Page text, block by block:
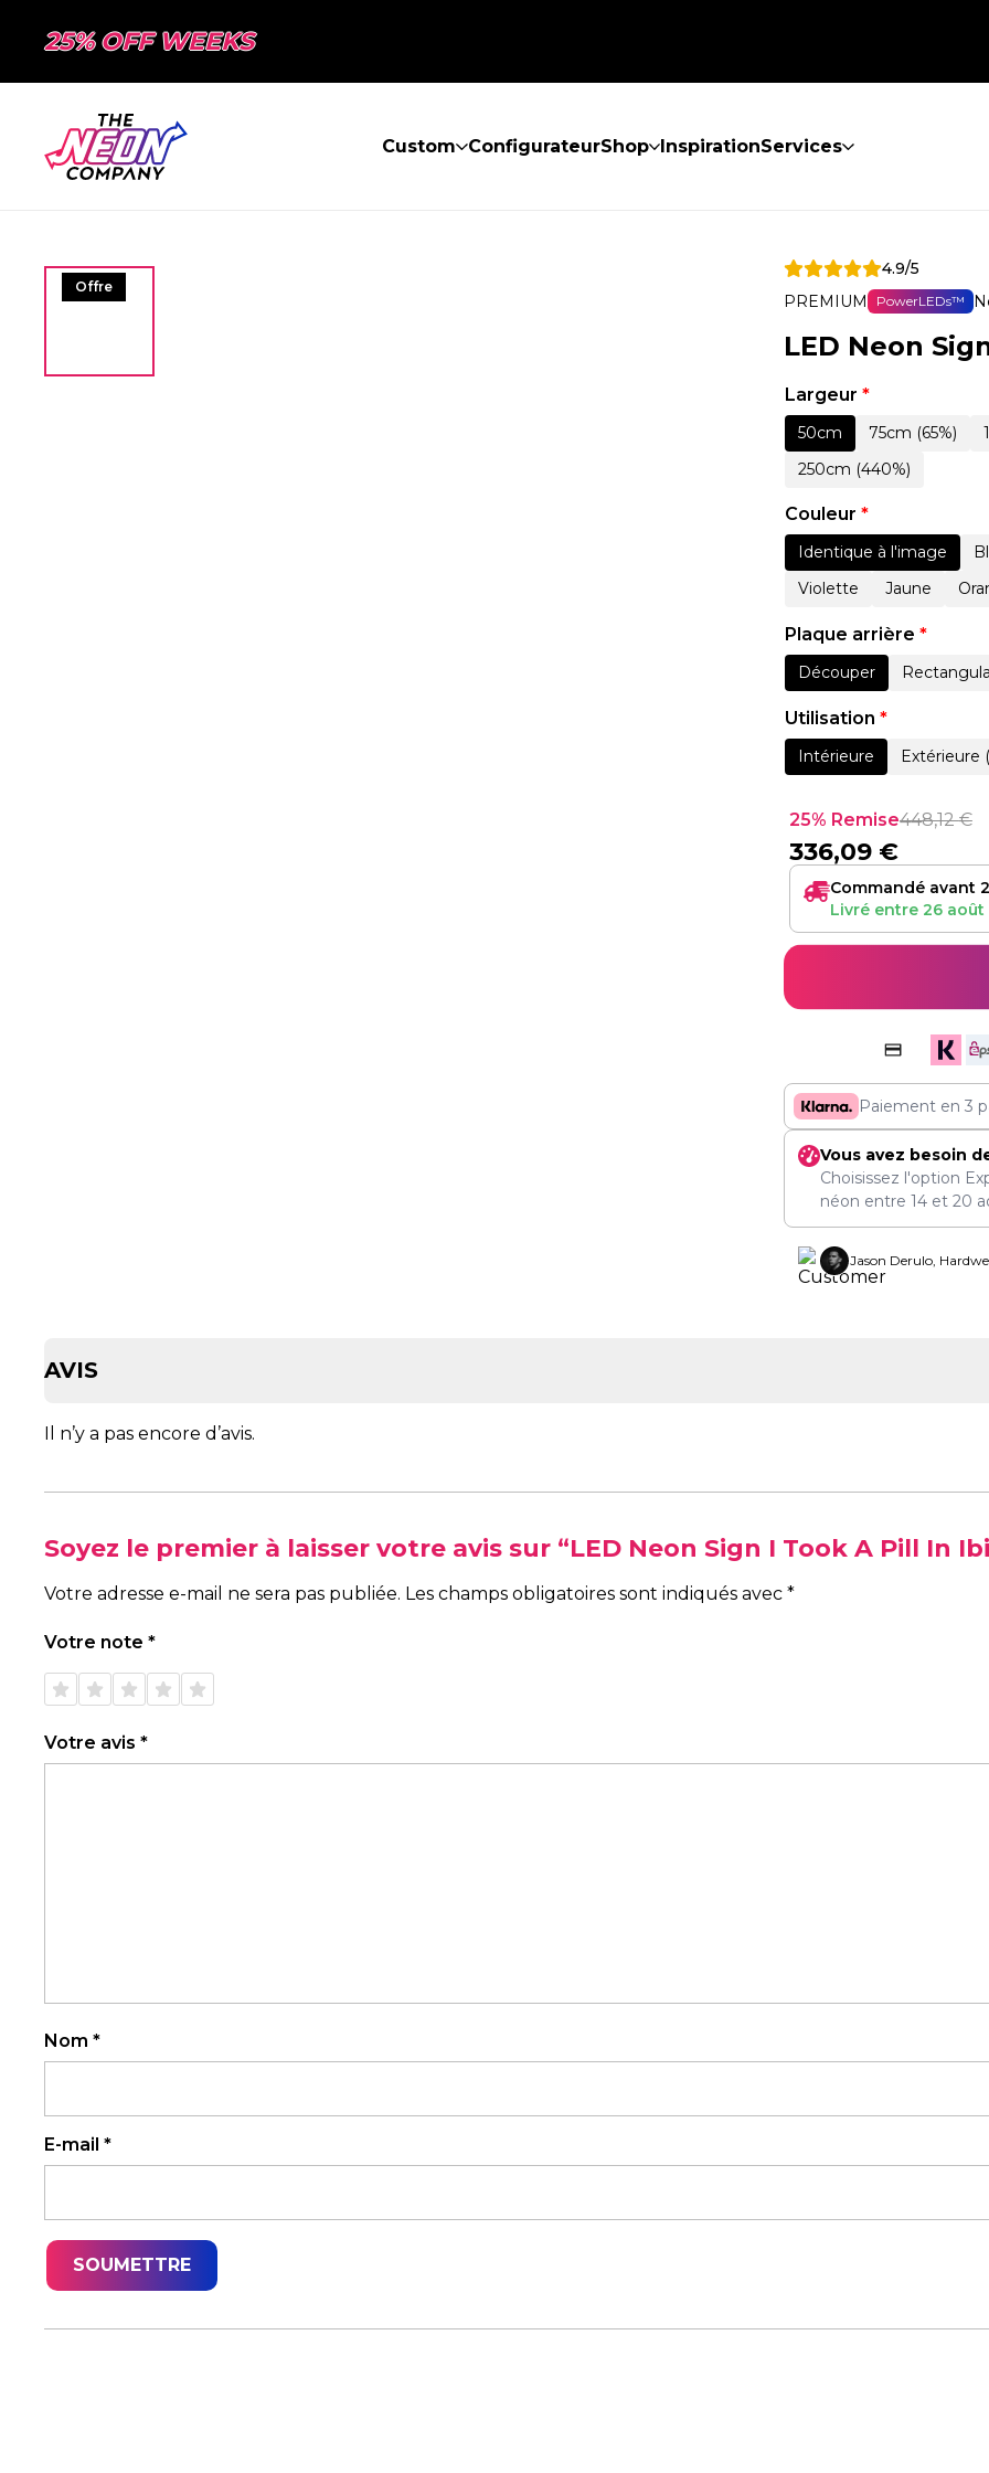
25% OFF WEEKS
Custom ConfigurateurShop InspirationServices
Offre
4.9/5
PREMIUM
PowerLEDs™
LED Neon
Largeur *
50cm 75cm (65%)
250cm (440%)
Couleur *
Identique à l'image
Violette
Jaune
Plaque arrière *
Découper
Utilisation *
Intérieure Extérieure
25% Remise448,12€
336,09 €
Commandé avant
Livré entre 26 août
Paiement en 3
Vous avez besoin
Choisissez l'option
néon entre 14et 20
Jason Derulo,
AVIS
Il n’y a pas encore d’avis.
Soyez le premier à laisser votre avis sur “LED Neon Sign I Took A Pill In
Votre adresse e-mail ne sera pas publiée. Les champs obligatoires sont indiqués avec *
Votre note *
1 étoile
sur 5
2 étoiles
sur 5
3 étoiles
sur 5
4 étoiles
sur 5
5 étoiles
sur 5
Votre avis *
Nom *
E-mail *